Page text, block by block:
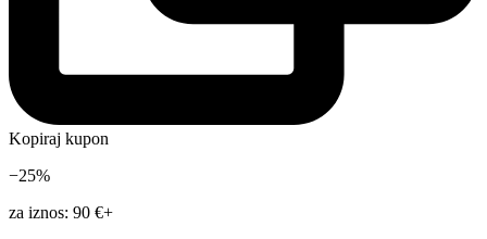
Kopiraj kupon
−25%
za iznos: 90 €+